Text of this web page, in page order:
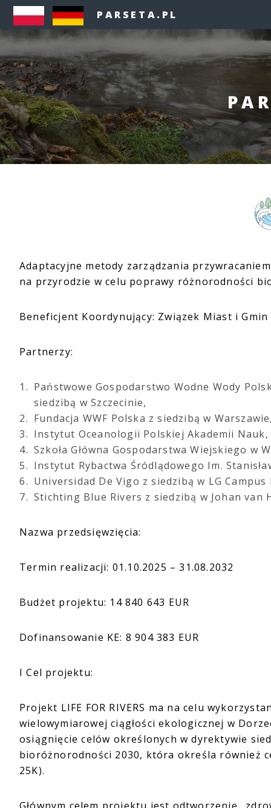
PARSETA.PL
Adaptacyjne metody zarządzania
na przyrodzie w celu poprawy różnorodności
Beneficjent Koordynujący: Związek Miast i
Partnerzy:
Państwowe Gospodarstwo Wodne Wody
siedzibą w Szczecinie,
Fundacja WWF Polska z siedzibą w
Instytut Oceanologii Polskiej Akademii Nauk,
Szkoła Główna Gospodarstwa Wiejskiego w
Instytut Rybactwa Śródlądowego Im.
Universidad De Vigo z siedzibą w LG
Stichting Blue Rivers z siedzibą w Johan van
Nazwa przedsięwzięcia:
Termin realizacji: 01.10.2025 – 31.08.2032
Budżet projektu: 14 840 643 EUR
Dofinansowanie KE: 8 904 383 EUR
I Cel projektu:
Projekt LIFE FOR RIVERS ma na celu
wielowymiarowej ciągłości ekologicznej w
osiągnięcie celów określonych w dyrektywie
bioróżnorodności 2030, która określa również
25K).